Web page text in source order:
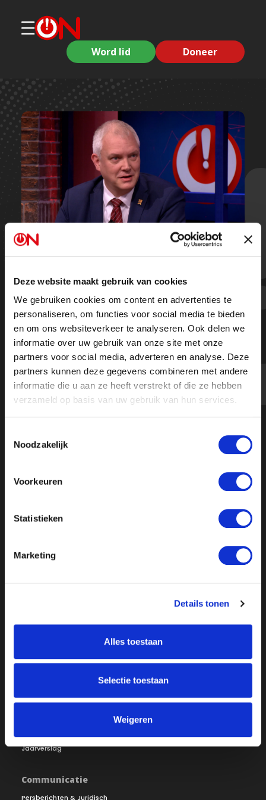
Deze website maakt gebruik van cookies
We gebruiken cookies om content en advertenties te
personaliseren, om functies voor social media te bieden
en om ons websiteverkeer te analyseren. Ook delen we
informatie over uw gebruik van onze site met onze
partners voor social media, adverteren en analyse. Deze
partners kunnen deze gegevens combineren met andere
informatie die u aan ze heeft verstrekt of die ze hebben
verzameld op basis van uw gebruik van hun services.
Noodzakelijk
Voorkeuren
Statistieken
Marketing
Details tonen
Alles toestaan
Selectie toestaan
Weigeren
Word lid Doneer
“Ongelooflijk schandalig dat Pointer
van KRO-NCRV op die manier Clintel
wegzet”
Over ON!
Steunbetuigingen
Bestuur
Jaarverslag
Redactiestatuut
Openbare registers
Communicatie
Persberichten & Juridisch